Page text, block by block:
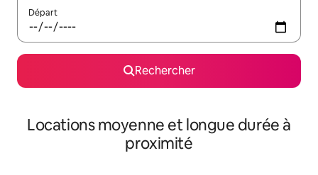
Départ
Rechercher
Locations moyenne et longue durée à
proximité